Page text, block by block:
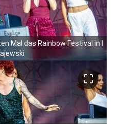
Mal das Rainbow Festival in
crop_free